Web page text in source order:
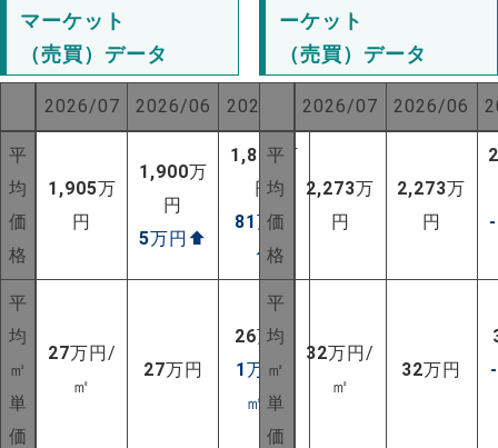
マーケット
（売買）データ
2026/07 2026/06 2025/07
平
均
価
格
1,905万
円
1,900万
円
5万円 ⬆
1,824万
円
81万円
⬆
平
均
㎡
単
価
27万円/
㎡
27万円
26万円
1万円/
㎡ ⬆
ーケット
（売買）データ
2026/07 2026/06
平
均
価
格
2,273万
円
2,273万
円
平
均
㎡
単
価
32万円/
㎡
32万円